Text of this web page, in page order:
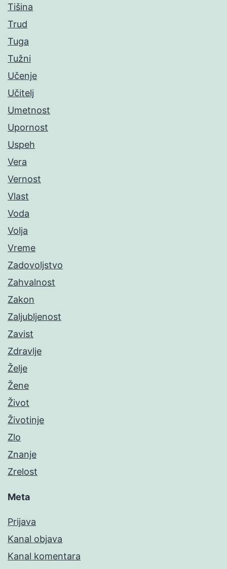
Tišina
Trud
Tuga
Tužni
Učenje
Učitelj
Umetnost
Upornost
Uspeh
Vera
Vernost
Vlast
Voda
Volja
Vreme
Zadovoljstvo
Zahvalnost
Zakon
Zaljubljenost
Zavist
Zdravlje
Želje
Žene
Život
Životinje
Zlo
Znanje
Zrelost
Meta
Prijava
Kanal objava
Kanal komentara